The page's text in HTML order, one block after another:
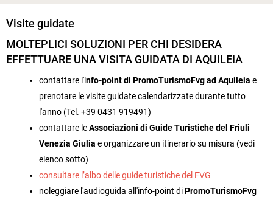
Visite guidate
MOLTEPLICI SOLUZIONI PER CHI DESIDERA
EFFETTUARE UNA VISITA GUIDATA DI AQUILEIA
contattare l'info-point di PromoTurismoFvg ad Aquileia e
prenotare le visite guidate calendarizzate durante tutto
l'anno (Tel. +39 0431 919491)
contattare leAssociazioni di Guide Turistiche del Friuli
Venezia Giulia e organizzare un itinerario su misura (vedi
elenco sotto)
consultare l’albo delle guide turistiche del FVG
noleggiare l'audioguida all'info-point diPromoTurismoFvg